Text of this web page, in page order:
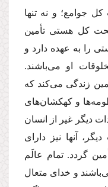
جوامع؛ و نه تنها
كل هستى تأمین
را به عهده دارد و
او مى‌باشند.
زندگى مى‌كند كه
و كهكشان‌هاى
دیگر غیر از انسان
آنها نیز داراى
گردد. تمام عالَم
و خداى متعال